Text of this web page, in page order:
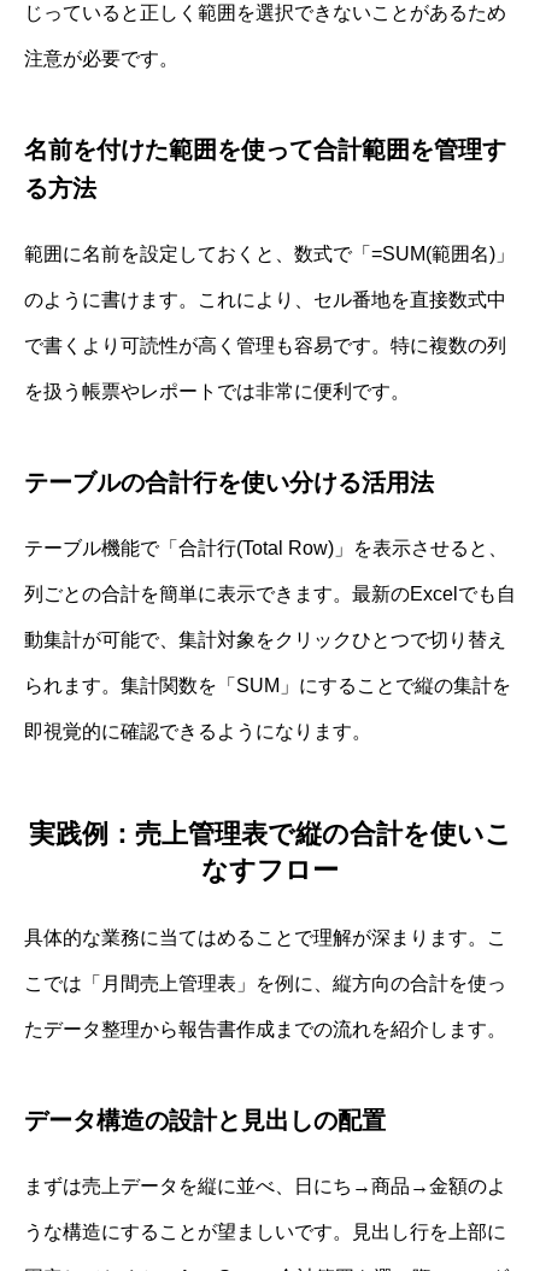
じっていると正しく範囲を選択できないことがあるため
注意が必要です。
名前を付けた範囲を使って合計範囲を管理す
る方法
範囲に名前を設定しておくと、数式で「=SUM(範囲名)」
のように書けます。これにより、セル番地を直接数式中
で書くより可読性が高く管理も容易です。特に複数の列
を扱う帳票やレポートでは非常に便利です。
テーブルの合計行を使い分ける活用法
テーブル機能で「合計行(Total Row)」を表示させると、
列ごとの合計を簡単に表示できます。最新のExcelでも自
動集計が可能で、集計対象をクリックひとつで切り替え
られます。集計関数を「SUM」にすることで縦の集計を
即視覚的に確認できるようになります。
実践例：売上管理表で縦の合計を使いこ
なすフロー
具体的な業務に当てはめることで理解が深まります。こ
こでは「月間売上管理表」を例に、縦方向の合計を使っ
たデータ整理から報告書作成までの流れを紹介します。
データ構造の設計と見出しの配置
まずは売上データを縦に並べ、日にち→商品→金額のよ
うな構造にすることが望ましいです。見出し行を上部に